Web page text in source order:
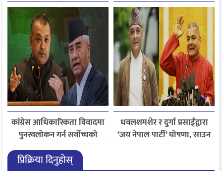
कांग्रेस आधिकारिकता विवादमा
पुनरवलोकन गर्न सर्वोच्चको
अनुमति
धवलशमशेर र दुर्गा प्रसाईंद्वारा
‘जय नेपाल पार्टी’ घोषणा, साउन
२८ मा आयोगमा दर्ता गर्ने तयारी
प्रिक्रिया दिनुहोस्